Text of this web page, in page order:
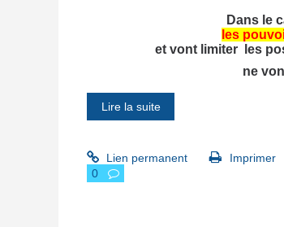
Dans le
les
et vont limiter les
ne
Lire la suite
Lien permanent Imprimer
0